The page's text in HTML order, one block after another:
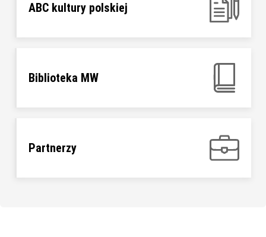
ABC kultury polskiej
Biblioteka MW
Partnerzy